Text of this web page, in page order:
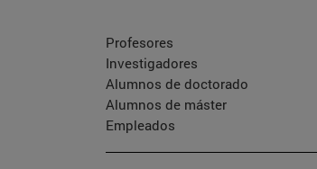
Profesores
Investigadores
Alumnos de doctorado
Alumnos de máster
Empleados